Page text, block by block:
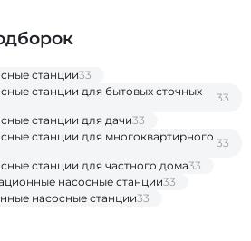
станции33
станции для бытовых сточных
33
станции для дачи33
станции для многоквартирного 33
станции для частного дома33
насосные станции33
насосные станции33